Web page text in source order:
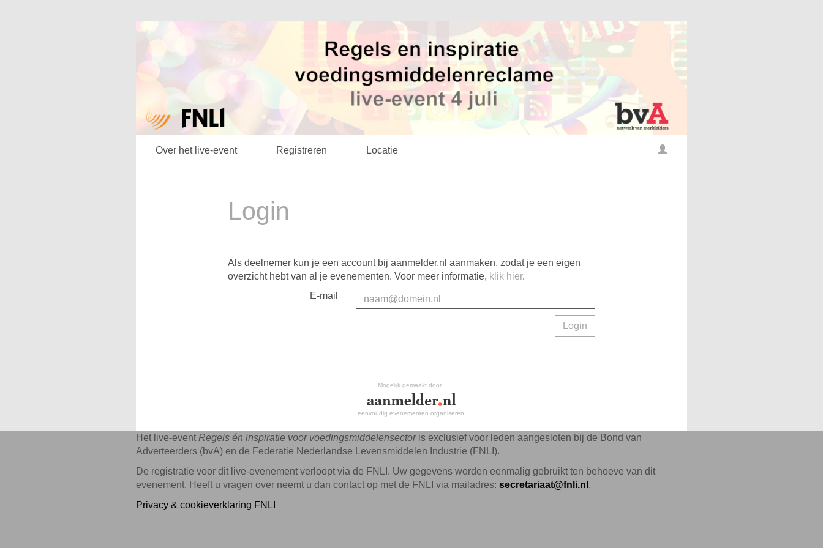
Over het live-event Registreren Locatie
Login
Als deelnemer kun je een account bij aanmelder.nl aanmaken, zodat je een eigen
overzicht hebt van al je evenementen. Voor meer informatie, klik hier.
E-mail
Login
Mogelijk gemaakt door
eenvoudig evenementen organiseren
Het live-event Regels én inspiratie voor voedingsmiddelensectoris exclusief voor leden aangesloten bij de Bond van
Adverteerders (bvA) en de Federatie Nederlandse Levensmiddelen Industrie (FNLI).
De registratie voor dit live-evenement verloopt via de FNLI. Uw gegevens worden eenmalig gebruikt ten behoeve van dit
evenement. Heeft u vragen over neemt u dan contact op met de FNLI via mailadres: secretariaat@fnli.nl .
Privacy & cookieverklaring FNLI